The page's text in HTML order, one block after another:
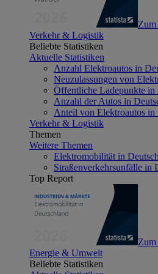
Zum
Verkehr & Logistik
Beliebte Statistiken
Aktuelle Statistiken
Anzahl Elektroautos in
Neuzulassungen von
Öffentliche Ladepunkte in
Anzahl der Autos in
Anteil von Elektroautos in
Verkehr & Logistik
Themen
Weitere Themen
Elektromobilität in
Straßenverkehrsunfälle in
Top Report
Zum
Energie & Umwelt
Beliebte Statistiken